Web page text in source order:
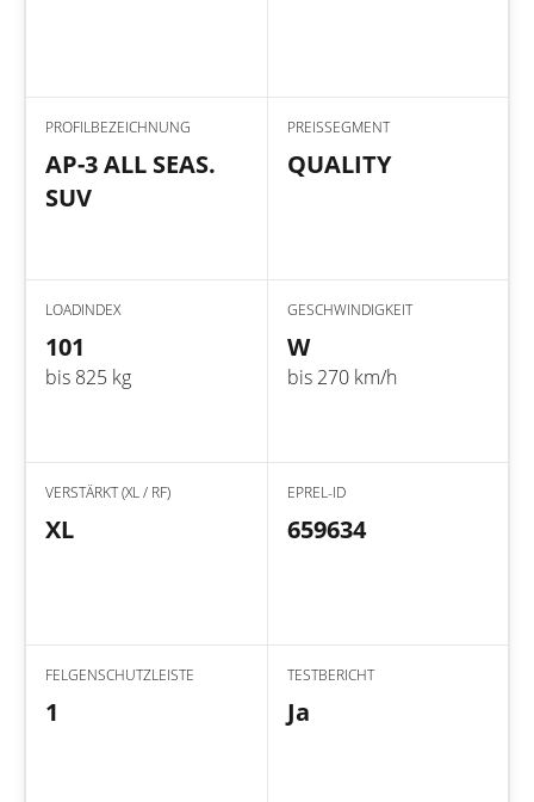
PROFILBEZEICHNUNG
AP-3 ALL SEAS.
SUV
PREISSEGMENT
QUALITY
LOADINDEX
101
bis 825 kg
GESCHWINDIGKEIT
W
bis 270 km/h
VERSTÄRKT (XL / RF)
XL
EPREL-ID
659634
FELGENSCHUTZLEISTE
1
TESTBERICHT
Ja